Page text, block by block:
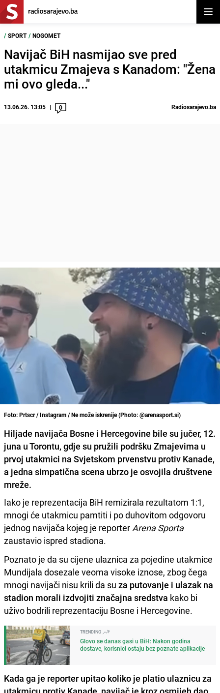
/ SPORT / NOGOMET
Navijač BiH nasmijao sve pred
utakmicu Zmajeva s Kanadom: "Žena
mi ovo gleda..."
13.06.26. 13:05 0 Radiosarajevo.ba
Foto: Prtscr / Instagram / Ne može iskrenije (Photo: @arenasport.si)
Hiljade navijača Bosne i Hercegovine bile su jučer, 12.
juna u Torontu, gdje su pružili podršku Zmajevima u
prvoj utakmici na Svjetskom prvenstvu protiv Kanade,
a jedna simpatična scena ubrzo je osvojila društvene
mreže.
Iako je reprezentacija BiH remizirala rezultatom 1:1,
mnogi će utakmicu pamtiti i po duhovitom odgovoru
jednog navijača kojeg je reporter Arena Sporta
zaustavio ispred stadiona.
Poznato je da su cijene ulaznica za pojedine utakmice
Mundijala dosezale veoma visoke iznose, zbog čega
mnogi navijači nisu krili da su za putovanje i ulazak na
stadion morali izdvojiti značajna sredstva kako bi
uživo bodrili reprezentaciju Bosne i Hercegovine.
TRENDING
Glovo se danas gasi u BiH: Nakon godina
dostave, korisnici ostaju bez poznate aplikacije
Kada ga je reporter upitao koliko je platio ulaznicu za